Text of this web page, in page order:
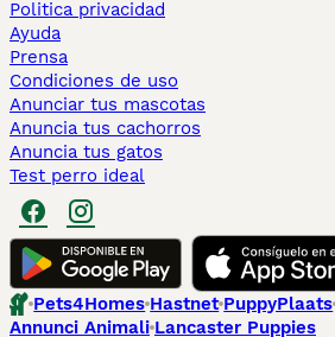
Politica privacidad
Ayuda
Prensa
Condiciones de uso
Anunciar tus mascotas
Anuncia tus cachorros
Anuncia tus gatos
Test perro ideal
Pets4Homes Hastnet PuppyPlaats
Annunci Animali Lancaster Puppies